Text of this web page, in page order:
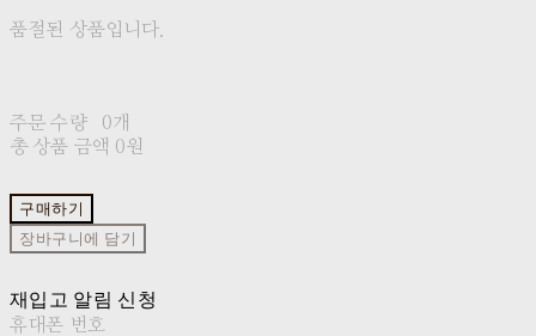
품절된 상품입니다.
주문 수량
0개
총 상품 금액 0원
구매하기
장바구니에 담기
재입고 알림 신청
휴대폰 번호